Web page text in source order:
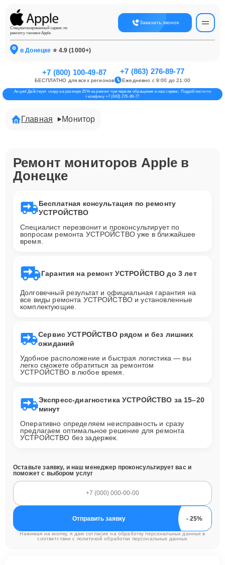
Специализированный сервис по
ремонту техники Apple
Заказать звонок
в Донецке ⭐ 4.9 (1000+)
+7 (800) 100-49-87
БЕСПЛАТНО для всех регионов
+7 (863) 276-89-77
Ежедневно с 9:00 до 21:00
Акция! Действует скидка в размере 25% на ремонт при первом обращении в наш сервис. Подробности по
телефону +7 (863) 276-89-77
Главная Монитор
Ремонт мониторов Apple в
Донецке
Бесплатная консультация по ремонту
УСТРОЙСТВО
Специалист перезвонит и проконсультирует по
вопросам ремонта УСТРОЙСТВО уже в ближайшее
время.
Гарантия на ремонт УСТРОЙСТВО до 3 лет
Долговечный результат и официальная гарантия на
все виды ремонта УСТРОЙСТВО и установленные
комплектующие.
Сервис УСТРОЙСТВО рядом и без лишних
ожиданий
Удобное расположение и быстрая логистика — вы
легко сможете обратиться за ремонтом
УСТРОЙСТВО в любое время.
Экспресс-диагностика УСТРОЙСТВО за 15–20
минут
Оперативно определяем неисправность и сразу
предлагаем оптимальное решение для ремонта
УСТРОЙСТВО без задержек.
Оставьте заявку, и наш менеджер проконсультирует вас и
поможет с выбором услуг
Отправить заявку
Нажимая на кнопку, я даю согласие на обработку персональных данных в
соответствии с политикой обработки персональных данных